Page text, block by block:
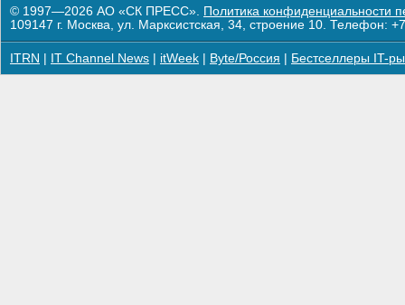
© 1997—2026 АО «СК ПРЕСС». Политика конфиденциальности
109147 г. Москва, ул. Марксистская, 34, строение 10. Телефон:
ITRN IT Channel News itWeek Byte/Россия Бестселлеры IT-